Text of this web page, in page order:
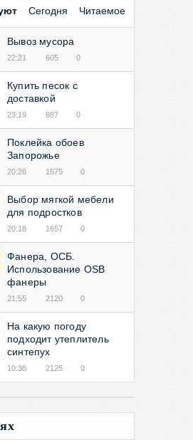
Сегодня Читаемое
Вывоз мусора
22:21 605 0
Купить песок с
доставкой
23:19 887 0
Поклейка обоев
Запорожье
20:26 1575 0
Выбор мягкой мебели
для подростков
20:18 1657 0
Фанера, ОСБ.
Использование OSB
фанеры
21:55 2120 0
На какую погоду
подходит утеплитель
синтепух
10:38 2125 0